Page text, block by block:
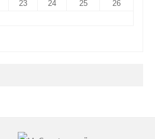
23 24 25
26